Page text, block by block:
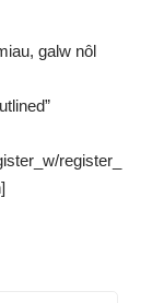
galw nôl
register_